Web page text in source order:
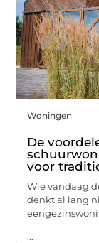
Woningen
De
voor
Wie vandaag
denkt al lang
...